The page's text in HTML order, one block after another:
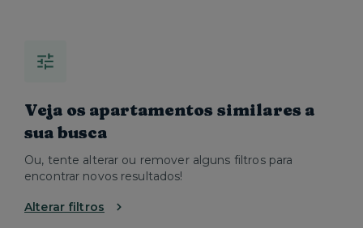
Veja os apartamentos similares a
sua busca
Ou, tente alterar ou remover alguns filtros para
encontrar novos resultados!
Alterar filtros